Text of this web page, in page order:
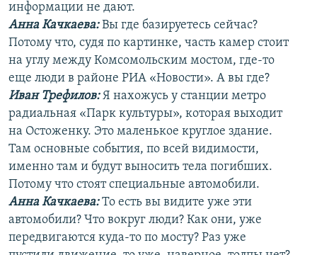
информации не дают.
Анна Качкаева:Вы где базируетесь сейчас?
Потому что, судя по картинке, часть камер стоит
на углу между Комсомольским мостом, где-то
еще люди в районе РИА «Новости». А вы где?
Иван Трефилов:Я нахожусь у станции метро
радиальная «Парк культуры», которая выходит
на Остоженку. Это маленькое круглое здание.
Там основные события, по всей видимости,
именно там и будут выносить тела погибших.
Потому что стоят специальные автомобили.
Анна Качкаева:То есть вы видите уже эти
автомобили? Что вокруг люди? Как они, уже
передвигаются куда-то по мосту? Раз уже